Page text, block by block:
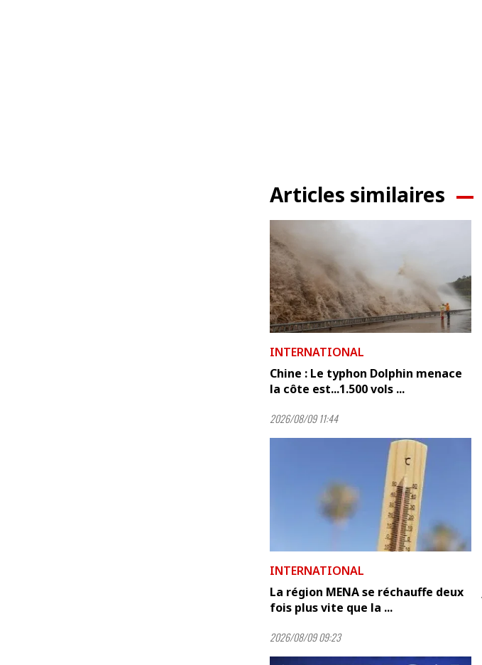
Articles similaires
INTERNATIONAL
Chine : Le typhon Dolphin menace
la côte est...1.500 vols ...
2026/08/09 11:44
INTERNATIONAL
La région MENA se réchauffe deux
fois plus vite que la ...
2026/08/09 09:23